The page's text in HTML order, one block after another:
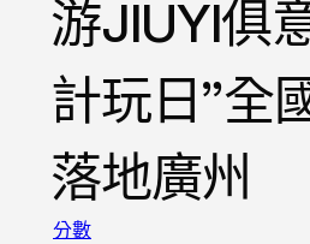
游JIUYI俱
計玩日”全
落地廣州
分數